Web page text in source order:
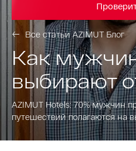
Все статьи AZIMUT Блог
Как
выбирают
AZIMUT Hotels: 70% мужчин
путешествий полагаются на